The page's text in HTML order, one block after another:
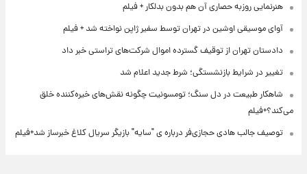
هنرنمایی روزبه حصاری آن هم بدون بدلکار + فیلم
آوای موسیقی اوشین در تهران توسط سفیر ژاپن نواخته شد + فیلم
دادستان تهران از توقیف گسترده اموال شرکت‌های تراستی خبر داد
تغییر در شرایط بازنشستگی؛ شرط جدید اعلام شد
شاهکار طبیعت در دل سنگ؛ تومسونیت چگونه نقش‌های خیره‌کننده خلق
می‌کند؟+فیلم
توصیف جالب هادی حجازی‌فر درباره ی "سایه" بازیگر سریال کلاغ خبرساز شد+فیلم